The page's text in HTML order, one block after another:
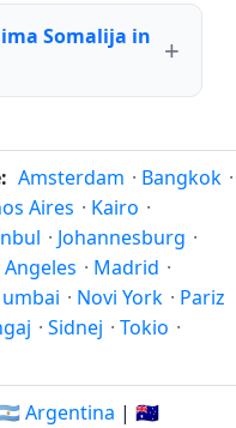
Somalija in
Amsterdam · Bangkok ·
Aires · Kairo ·
· Johannesburg ·
Angeles · Madrid ·
· Novi York · Pariz
· Sidnej · Tokio ·
Argentina | 🇦🇺